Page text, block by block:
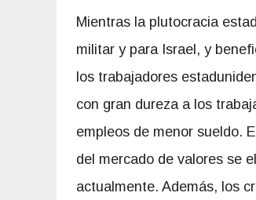
Mientras la plutocracia
militar y para Israel, y
los trabajadores
con gran dureza a los
empleos de menor sueldo.
del mercado de valores se
actualmente. Además, los